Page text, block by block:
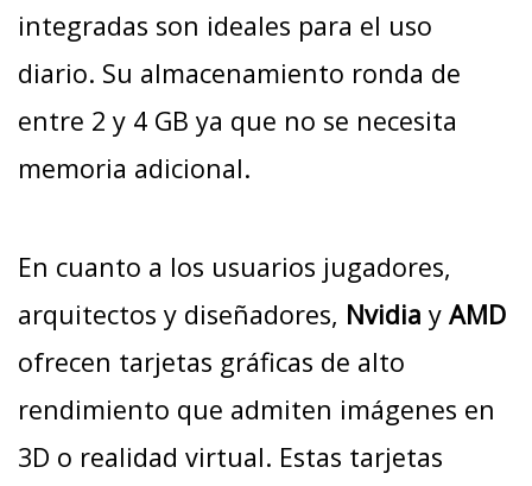
integradas son ideales para el uso
diario. Su almacenamiento ronda de
entre 2 y 4 GB ya que no se necesita
memoria adicional.
En cuanto a los usuarios jugadores,
arquitectos y diseñadores, Nvidia y AMD
ofrecen tarjetas gráficas de alto
rendimiento que admiten imágenes en
3D o realidad virtual. Estas tarjetas